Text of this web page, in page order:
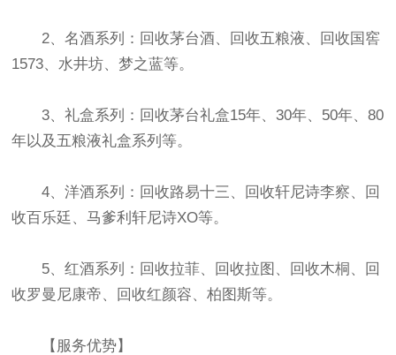
2、名酒系列：回收茅台酒、回收五粮液、回收国窖
1573、水井坊、梦之蓝等。
3、礼盒系列：回收茅台礼盒15年、30年、50年、80
年以及五粮液礼盒系列等。
4、洋酒系列：回收路易十三、回收轩尼诗李察、回
收百乐廷、马爹利轩尼诗XO等。
5、红酒系列：回收拉菲、回收拉图、回收木桐、回
收罗曼尼康帝、回收红颜容、柏图斯等。
【服务优势】